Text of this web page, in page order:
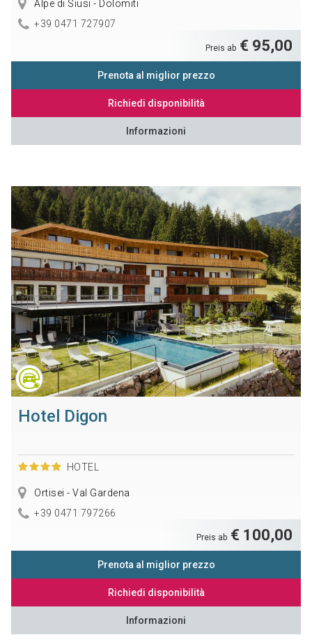
Alpe di Siusi - Dolomiti
+39 0471 727907
Preis ab € 95,00
Prenota al miglior prezzo
Richiedi disponibilità
Informazioni
Hotel Digon
HOTEL
Ortisei - Val Gardena
+39 0471 797266
Preis ab € 100,00
Prenota al miglior prezzo
Richiedi disponibilità
Informazioni